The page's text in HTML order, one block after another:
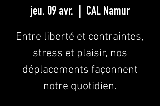
jeu. 09 avr. CAL Namur
Entre liberté et contraintes,
stress et plaisir, nos
déplacements façonnent
notre quotidien.